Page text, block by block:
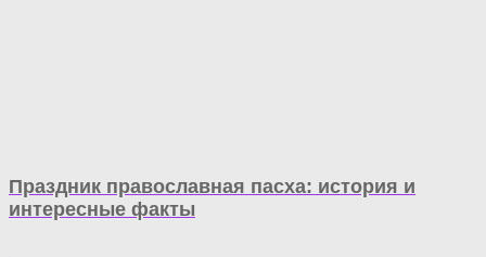
Праздник православная пасха: история и
интересные факты